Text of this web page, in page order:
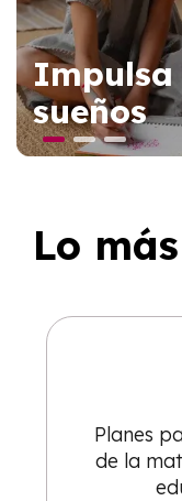
Impulsa
sueños
Lo
Planes
de la